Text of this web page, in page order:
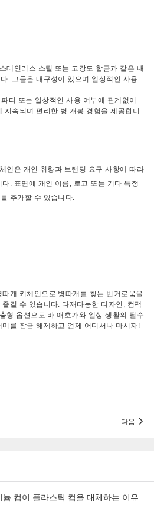
테인리스 스틸 또는 고강도 합금과 같은 내
. 그들은 내구성이 있으며 일상적인 사용
티 또는 일상적인 사용 여부에 관계없이
지속되며 편리한 병 개봉 경험을 제공합니
인은 개인 취향과 브랜딩 요구 사항에 따라
. 표면에 개인 이름, 로고 또는 기타 특정
추가할 수 있습니다.
개 키체인으로 병따개를 찾는 번거로움을
길 수 있습니다. 다재다능한 디자인, 컴팩
형 옵션으로 바 애호가와 일상 생활의 필수
를 잠금 해제하고 언제 어디서나 마시자!
다음
늄 컵이 플라스틱 컵을 대체하는 이유